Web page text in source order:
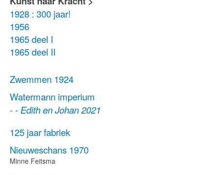
1928 : 300 jaar!
1956
1965 deel I
1965 deel II
Zwemmen 1924
Watermann imperium
- - Edith en Johan 2021
125 jaar fabriek
Nieuweschans 1970
Minne Feitsma